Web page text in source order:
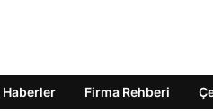
Firma Rehberi